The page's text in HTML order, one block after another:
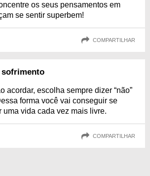
os seus pensamentos em
se sentir superbem!
COMPARTILHAR
sofrimento
acordar, escolha sempre dizer “não”
forma você vai conseguir se
uma vida cada vez mais livre.
COMPARTILHAR